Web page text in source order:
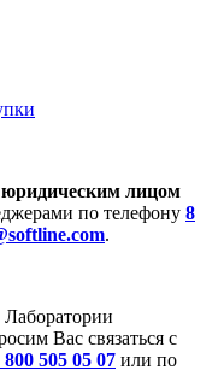
юридическим лицом
по телефону 8
.
Лаборатории
Вас связаться с
800 505 05 07 или по